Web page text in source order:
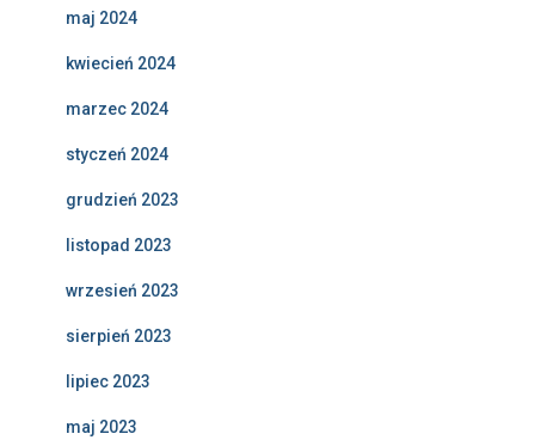
maj 2024
kwiecień 2024
marzec 2024
styczeń 2024
grudzień 2023
listopad 2023
wrzesień 2023
sierpień 2023
lipiec 2023
maj 2023